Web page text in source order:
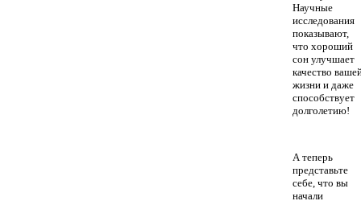
Научные
исследования
показывают,
что хороший
сон улучшает
качество
жизни и даже
способствует
долголетию!
А теперь
представьте
себе, что вы
начали